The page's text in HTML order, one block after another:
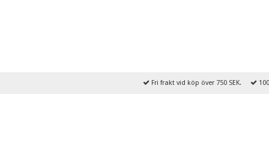
Fri frakt vid köp över 750 SEK.